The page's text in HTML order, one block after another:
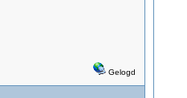
Gelogd